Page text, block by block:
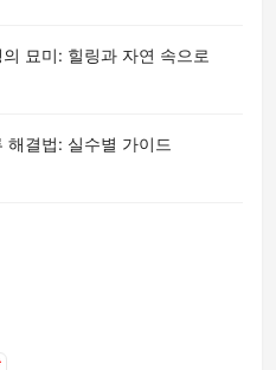
묘미: 힐링과 자연 속으로
해결법: 실수별 가이드